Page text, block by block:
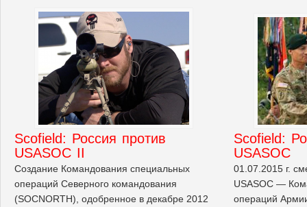
Scofield: Россия против
USASOC II
Создание Командования специальных
операций Северного командования
(SOCNORTH), одобренное в декабре 2012
Scofield:
USASOC
01.07.2015 г.
USASOC —
операций